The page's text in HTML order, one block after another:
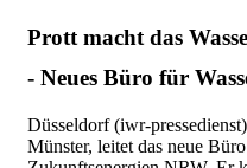
Prott macht das
- Neues Büro für
Düsseldorf (iwr-
Münster, leitet das neue